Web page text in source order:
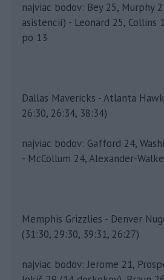
najviac bodov: Bey 25, Murphy
asistencií) - Leonard 25, Collins
po 13
Dallas Mavericks - Atlanta
26:30, 26:34, 38:34)
najviac bodov: Gafford 24,
- McCollum 24, Alexander-
Memphis Grizzlies - Denver
(31:30, 29:30, 39:31, 26:27)
najviac bodov: Jerome 21,